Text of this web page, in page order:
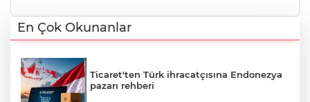
En Çok Okunanlar
Ticaret'ten Türk ihracatçısına Endonezya
pazarı rehberi